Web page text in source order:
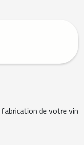
de votre vin